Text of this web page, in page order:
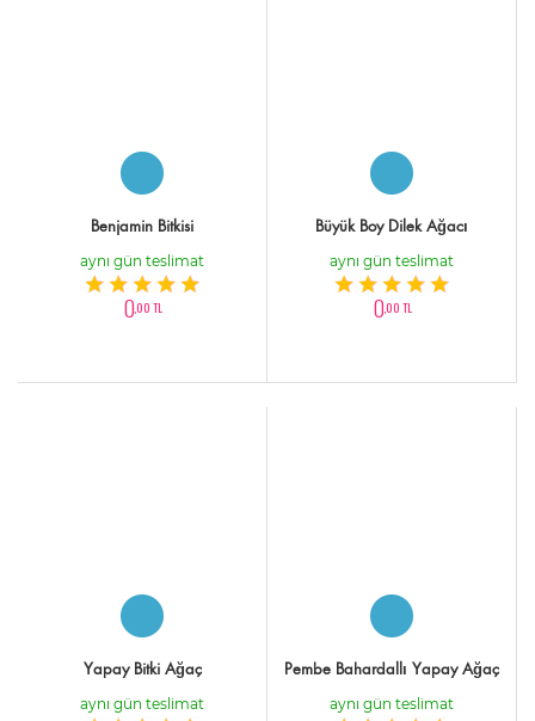
Benjamin Bitkisi
aynı gün teslimat
0,00 TL
Büyük Boy Dilek Ağacı
aynı gün teslimat
0,00 TL
Yapay Bitki Ağaç
aynı gün teslimat
Pembe Bahardallı Yapay Ağaç
aynı gün teslimat